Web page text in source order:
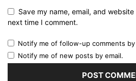
Save my name, email, and
next time I comment.
Notify me of follow-up comments by
Notify me of new posts by email.